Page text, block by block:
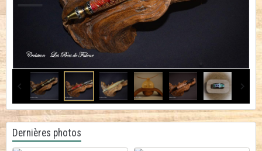
Dernières photos